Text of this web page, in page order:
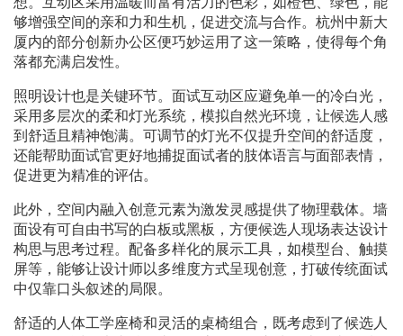
够增强空间的亲和力和生机，促进交流与合作。杭州中新大
厦内的部分创新办公区便巧妙运用了这一策略，使得每个角
落都充满启发性。
照明设计也是关键环节。面试互动区应避免单一的冷白光，
采用多层次的柔和灯光系统，模拟自然光环境，让候选人感
到舒适且精神饱满。可调节的灯光不仅提升空间的舒适度，
还能帮助面试官更好地捕捉面试者的肢体语言与面部表情，
促进更为精准的评估。
此外，空间内融入创意元素为激发灵感提供了物理载体。墙
面设有可自由书写的白板或黑板，方便候选人现场表达设计
构思与思考过程。配备多样化的展示工具，如模型台、触摸
屏等，能够让设计师以多维度方式呈现创意，打破传统面试
中仅靠口头叙述的局限。
舒适的人体工学座椅和灵活的桌椅组合，既考虑到了候选人